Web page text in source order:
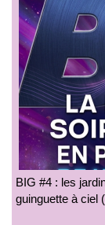
BIG #4 : les
guinguette à ciel